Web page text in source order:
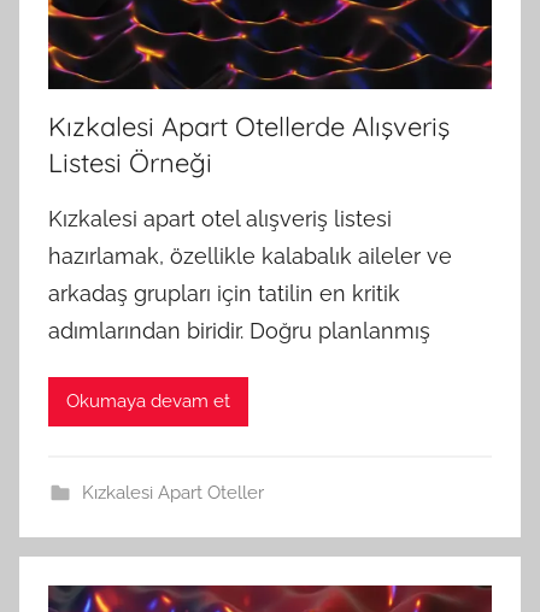
Kızkalesi Apart Otellerde Alışveriş
Listesi Örneği
Kızkalesi apart otel alışveriş listesi
hazırlamak, özellikle kalabalık aileler ve
arkadaş grupları için tatilin en kritik
adımlarından biridir. Doğru planlanmış
Okumaya devam et
Kızkalesi Apart Oteller